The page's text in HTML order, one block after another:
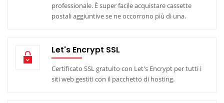
professionale. È super facile acquistare cassette
postali aggiuntive se ne occorrono più di una.
Let's Encrypt SSL
Certificato SSL gratuito con Let's Encrypt per tutti i
siti web gestiti con il pacchetto di hosting.